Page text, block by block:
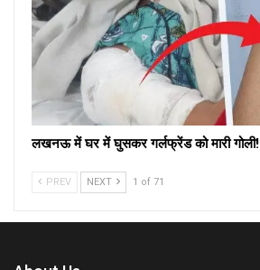
लखनऊ में घर में घुसकर गर्लफ्रेंड को मारी गोली!
PREV NEXT 1 of 71